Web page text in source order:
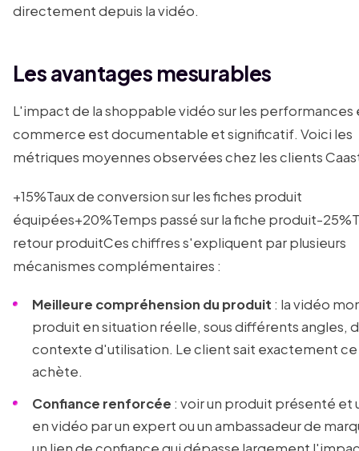
directement depuis la vidéo.
Les avantages mesurables
L'impact de la shoppable vidéo sur les performances
commerce est documentable et significatif. Voici les
métriques moyennes observées chez les clients
+15%Taux de conversion sur les fiches produit
équipées+20%Temps passé sur la fiche produit-
retour produitCes chiffres s'expliquent par plusieurs
mécanismes complémentaires :
Meilleure compréhension du produit : la vidéo
produit en situation réelle, sous différents angles,
contexte d'utilisation. Le client sait exactement
achète.
Confiance renforcée : voir un produit présenté et
en vidéo par un expert ou un ambassadeur de